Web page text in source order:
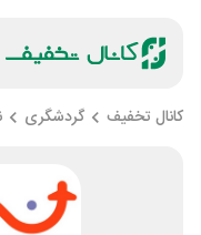
کانال تخفیف گردشگری